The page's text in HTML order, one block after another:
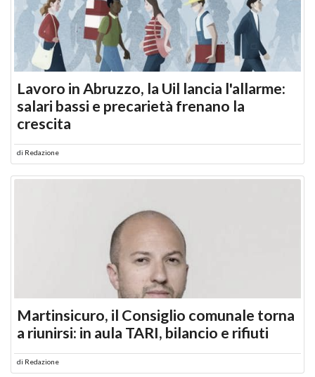
Lavoro in Abruzzo, la Uil lancia l'allarme:
salari bassi e precarietà frenano la
crescita
di Redazione
Martinsicuro, il Consiglio comunale torna
a riunirsi: in aula TARI, bilancio e rifiuti
di Redazione